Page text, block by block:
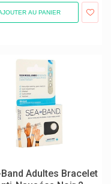
Rapide
AU PANIER
Adultes Bracelet